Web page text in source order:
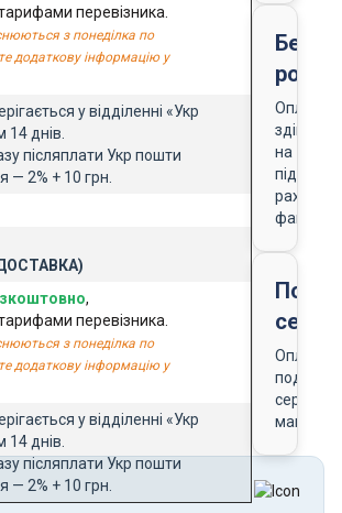
перевізника.
з понеділка по
додаткову інформацію у
у відділенні «Укр
днів.
післяплати Укр пошти
— 2% + 10 грн.
,
перевізника.
з понеділка по
додаткову інформацію у
у відділенні «Укр
днів.
післяплати Укр пошти
— 2% + 10 грн.
Оплата
на
підставі
рахунку-
фактури
Оплата
магазину